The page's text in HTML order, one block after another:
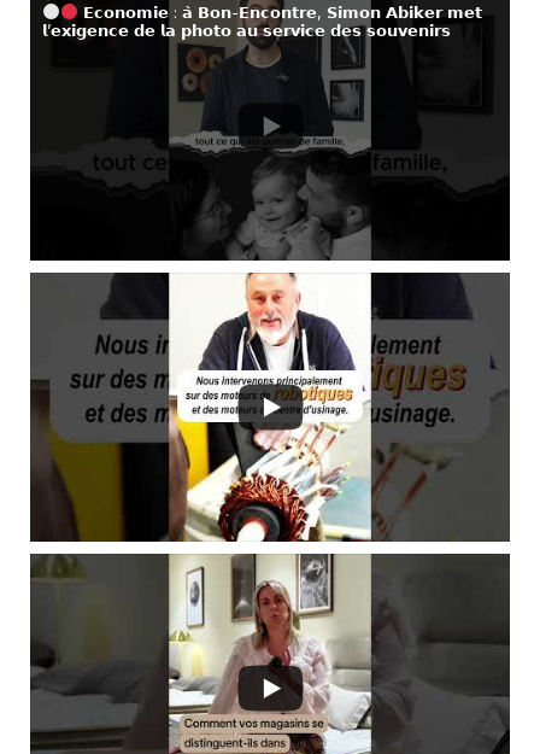
𝗘𝗰𝗼𝗻𝗼𝗺𝗶𝗲 : 𝗮̀ 𝗕𝗼𝗻-𝗘𝗻𝗰𝗼𝗻𝘁𝗿𝗲, 𝗦𝗶𝗺𝗼𝗻 𝗔𝗯𝗶𝗸𝗲𝗿 𝗺𝗲𝘁
𝗹’𝗲𝘅𝗶𝗴𝗲𝗻𝗰𝗲 𝗱𝗲 𝗹𝗮 𝗽𝗵𝗼𝘁𝗼 𝗮𝘂 𝘀𝗲𝗿𝘃𝗶𝗰𝗲 𝗱𝗲𝘀 𝘀𝗼𝘂𝘃𝗲𝗻𝗶𝗿𝘀